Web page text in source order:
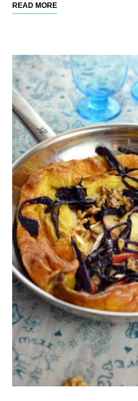
READ MORE